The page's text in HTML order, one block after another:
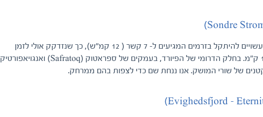
בסונדר סטרומפיורד, המוקף בהרים שגיאים, אנו עשויים להיתקל בזרמים המגיעים ל- 7 קשר ( 12 קמ"ש), כך שנזדקק אולי לזמן
נוסף כדי לשוט את מלוא אורכו של הפיורד, כ- 170 ק"מ. בחלק הדרומי של הפיורד, בעמקים של ספראטוק (Safratoq) ואנגויאפורטיק